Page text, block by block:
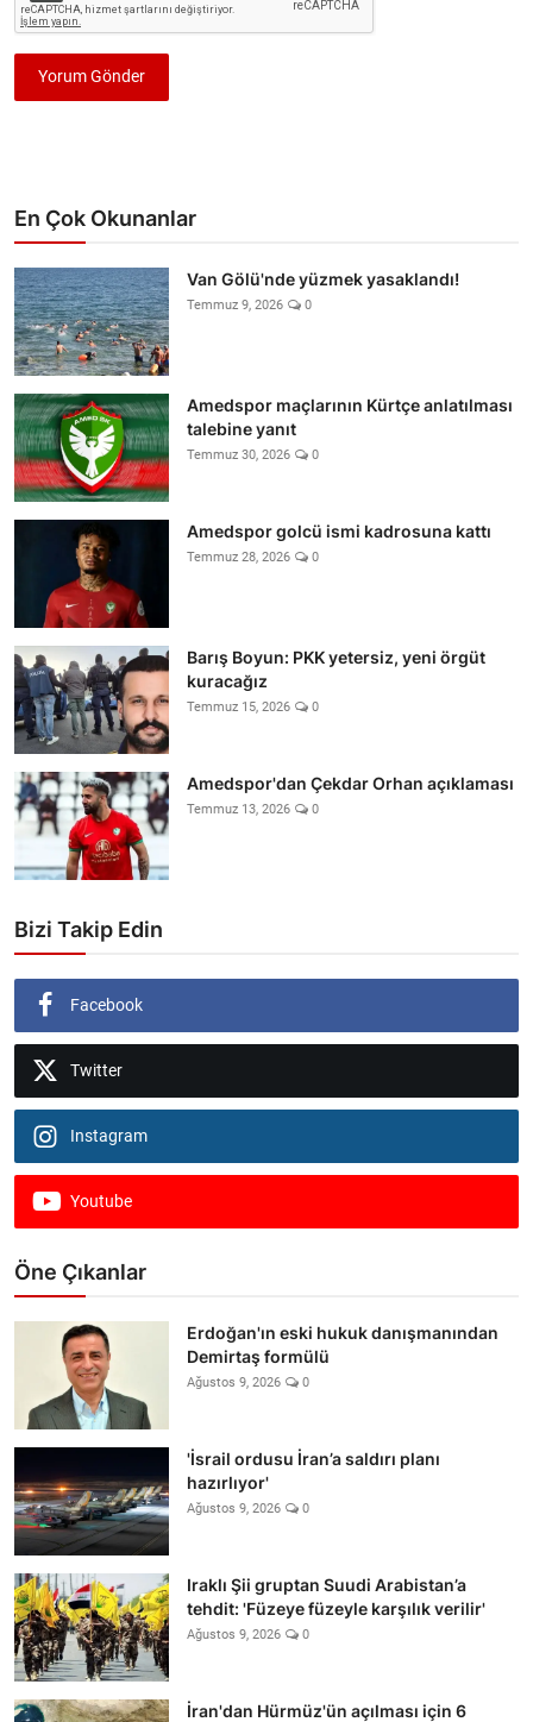
Yorum Gönder
En Çok Okunanlar
Van Gölü'nde yüzmek yasaklandı!
Temmuz 9, 2026 0
Amedspor maçlarının Kürtçe anlatılması
talebine yanıt
Temmuz 30, 2026 0
Amedspor golcü ismi kadrosuna kattı
Temmuz 28, 2026 0
Barış Boyun: PKK yetersiz, yeni örgüt
kuracağız
Temmuz 15, 2026 0
Amedspor'dan Çekdar Orhan açıklaması
Temmuz 13, 2026 0
Bizi Takip Edin
Facebook
Twitter
Instagram
Youtube
Öne Çıkanlar
Erdoğan'ın eski hukuk danışmanından
Demirtaş formülü
Ağustos 9, 2026 0
'İsrail ordusu İran’a saldırı planı
hazırlıyor'
Ağustos 9, 2026 0
Iraklı Şii gruptan Suudi Arabistan’a
tehdit: 'Füzeye füzeyle karşılık verilir'
Ağustos 9, 2026 0
İran'dan Hürmüz'ün açılması için 6